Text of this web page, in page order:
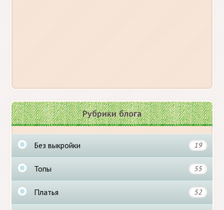
Рубрики блога
Без выкройки 19
Топы 55
Платья 52